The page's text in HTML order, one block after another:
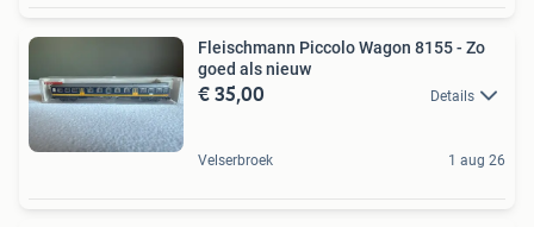
Fleischmann Piccolo Wagon 8155 - Zo
goed als nieuw
€ 35,00 Details
Velserbroek 1 aug 26